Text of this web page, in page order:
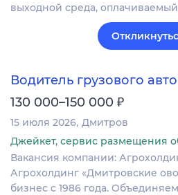
выходной среда, оплачиваемый
Водитель грузового
130 000–150 000 ₽
15 июля 2026 Дмитров
Джейкет, сервис размещения
Вакансия компании:
Агрохолдинг «Дмитровские
бизнес с 1986 года.